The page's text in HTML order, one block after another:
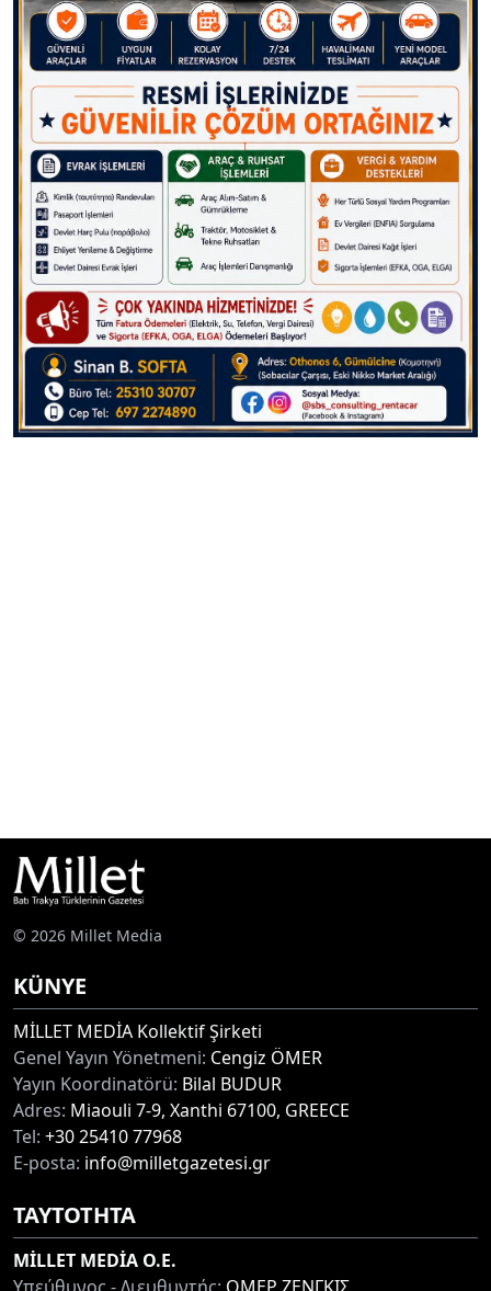
© 2026 Millet Media
KÜNYE
MİLLET MEDİA Kollektif Şirketi
Genel Yayın Yönetmeni: Cengiz ÖMER
Yayın Koordinatörü: Bilal BUDUR
Adres: Miaouli 7-9, Xanthi 67100, GREECE
Tel: +30 25410 77968
E-posta: info@milletgazetesi.gr
ΤΑΥΤΟΤΗΤΑ
MİLLET MEDİA O.E.